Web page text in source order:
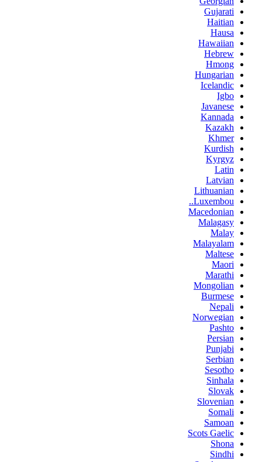
Gujarati
Haitian
Hausa
Hawaiian
Hebrew
Hmong
Hungarian
Icelandic
Igbo
Javanese
Kannada
Kazakh
Khmer
Kurdish
Kyrgyz
Latin
Latvian
Lithuanian
Luxembou..
Macedonian
Malagasy
Malay
Malayalam
Maltese
Maori
Marathi
Mongolian
Burmese
Nepali
Norwegian
Pashto
Persian
Punjabi
Serbian
Sesotho
Sinhala
Slovak
Slovenian
Somali
Samoan
Scots Gaelic
Shona
Sindhi